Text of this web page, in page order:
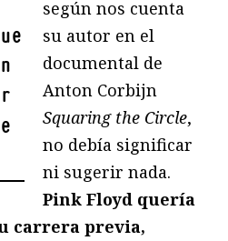
según nos cuenta
su autor en el
documental de
Anton Corbijn
Squaring the Circle,
no debía significar
ni sugerir nada.
Pink Floyd quería
carrera previa,